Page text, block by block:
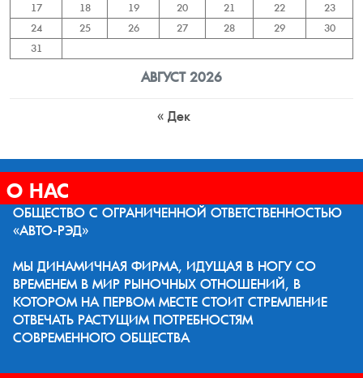
АВГУСТ 2026
17
18 19 20 21 22
23
24
25 26 27 28 29
30
31
« Дек
О НАС
ОБЩЕСТВО С ОГРАНИЧЕННОЙ ОТВЕТСТВЕННОСТЬЮ
«АВТО-РЭД»
МЫ ДИНАМИЧНАЯ ФИРМА, ИДУЩАЯ В НОГУ СО
ВРЕМЕНЕМ В МИР РЫНОЧНЫХ ОТНОШЕНИЙ, В
КОТОРОМ НА ПЕРВОМ МЕСТЕ СТОИТ СТРЕМЛЕНИЕ
ОТВЕЧАТЬ РАСТУЩИМ ПОТРЕБНОСТЯМ
СОВРЕМЕННОГО ОБЩЕСТВА